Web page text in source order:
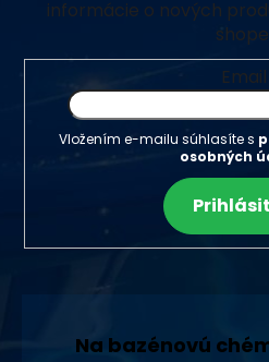
informácie o nových
Email
Vložením e-mailu súhlasíte s
osobných
Na bazénovú